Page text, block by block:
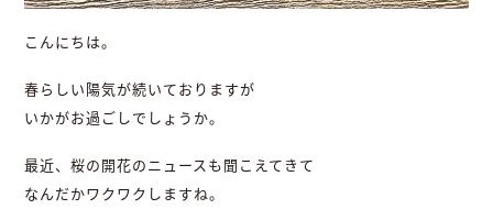
こんにちは。
春らしい陽気が続いておりますが
いかがお過ごしでしょうか。
最近、桜の開花のニュースも聞こえてきて
なんだかワクワクしますね。